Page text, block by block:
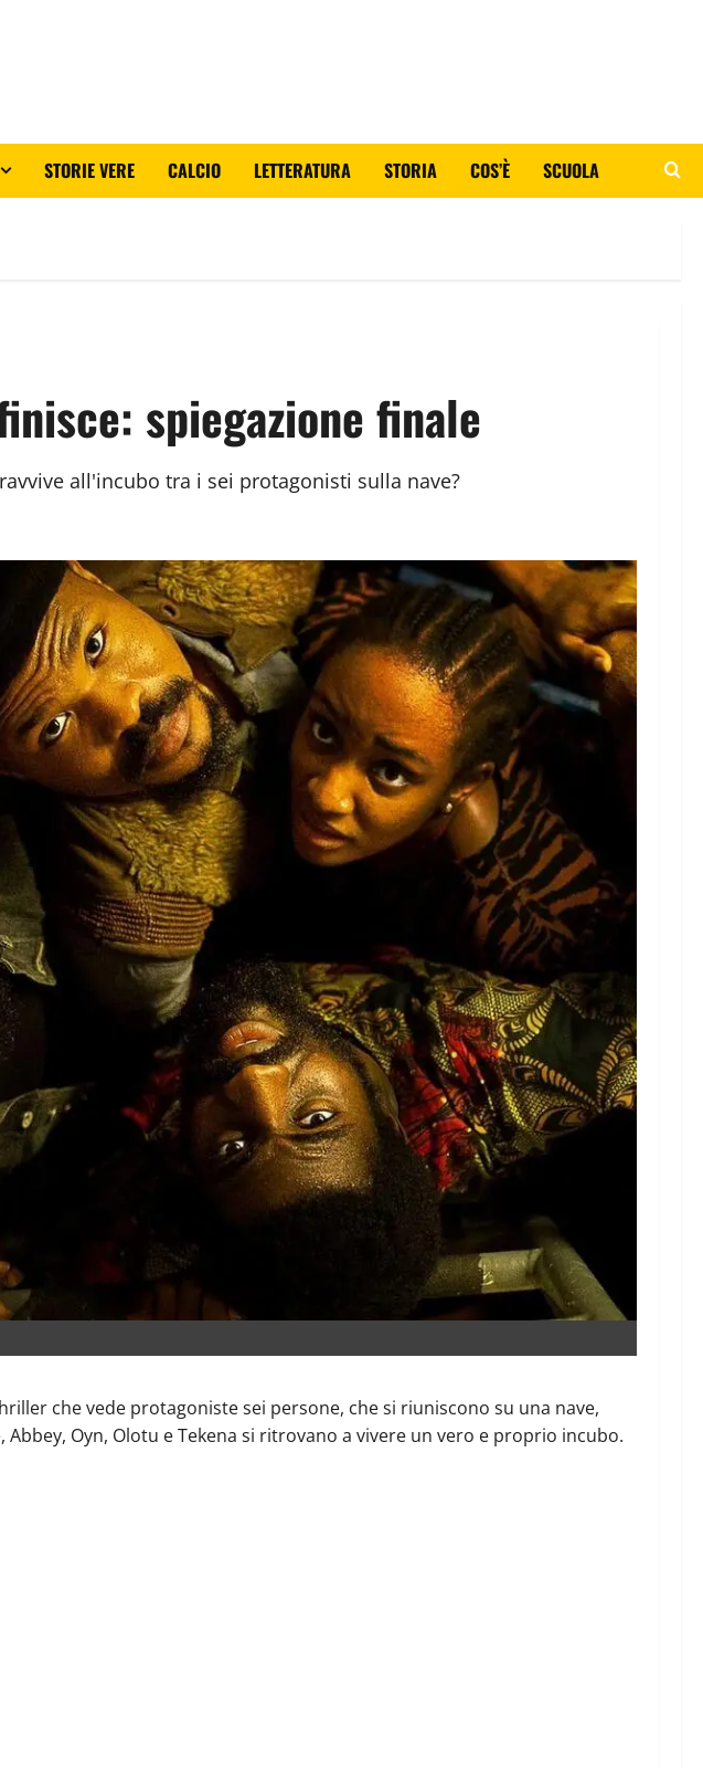
STORIE VERE CALCIO LETTERATURA STORIA COS’È SCUOLA
spiegazione finale
all'incubo tra i sei protagonisti sulla nave?
che vede protagoniste sei persone, che si riuniscono su una nave,
Oyn, Olotu e Tekena si ritrovano a vivere un vero e proprio incubo.